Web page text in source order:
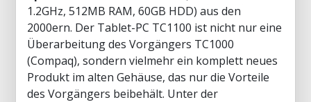
1.2GHz, 512MB RAM, 60GB HDD) aus den
2000ern. Der Tablet-PC TC1100 ist nicht nur eine
Überarbeitung des Vorgängers TC1000
(Compaq), sondern vielmehr ein komplett neues
Produkt im alten Gehäuse, das nur die Vorteile
des Vorgängers beibehält. Unter der